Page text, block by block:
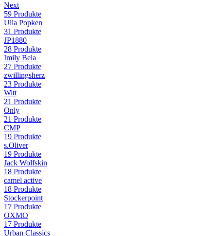
Next
59 Produkte
Ulla Popken
31 Produkte
JP1880
28 Produkte
Imily Bela
27 Produkte
zwillingsherz
23 Produkte
Witt
21 Produkte
Only
21 Produkte
CMP
19 Produkte
s.Oliver
19 Produkte
Jack Wolfskin
18 Produkte
camel active
18 Produkte
Stockerpoint
17 Produkte
OXMO
17 Produkte
Urban Classics